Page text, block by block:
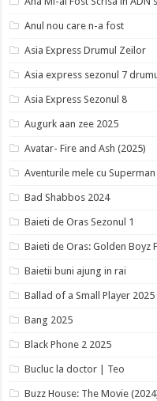
Anul nou care n-a fost
Asia Express Drumul Zeilor
Asia express sezonul 7
Asia Express Sezonul 8
Augurk aan zee 2025
Avatar- Fire and Ash (2025)
Aventurile mele cu Superman
Bad Shabbos 2024
Baieti de Oras Sezonul 1
Baieti de Oras: Golden Boyz
Baietii buni ajung in rai
Ballad of a Small Player 2025
Bang 2025
Black Phone 2 2025
Bucluc la doctor | Teo
Buzz House: The Movie